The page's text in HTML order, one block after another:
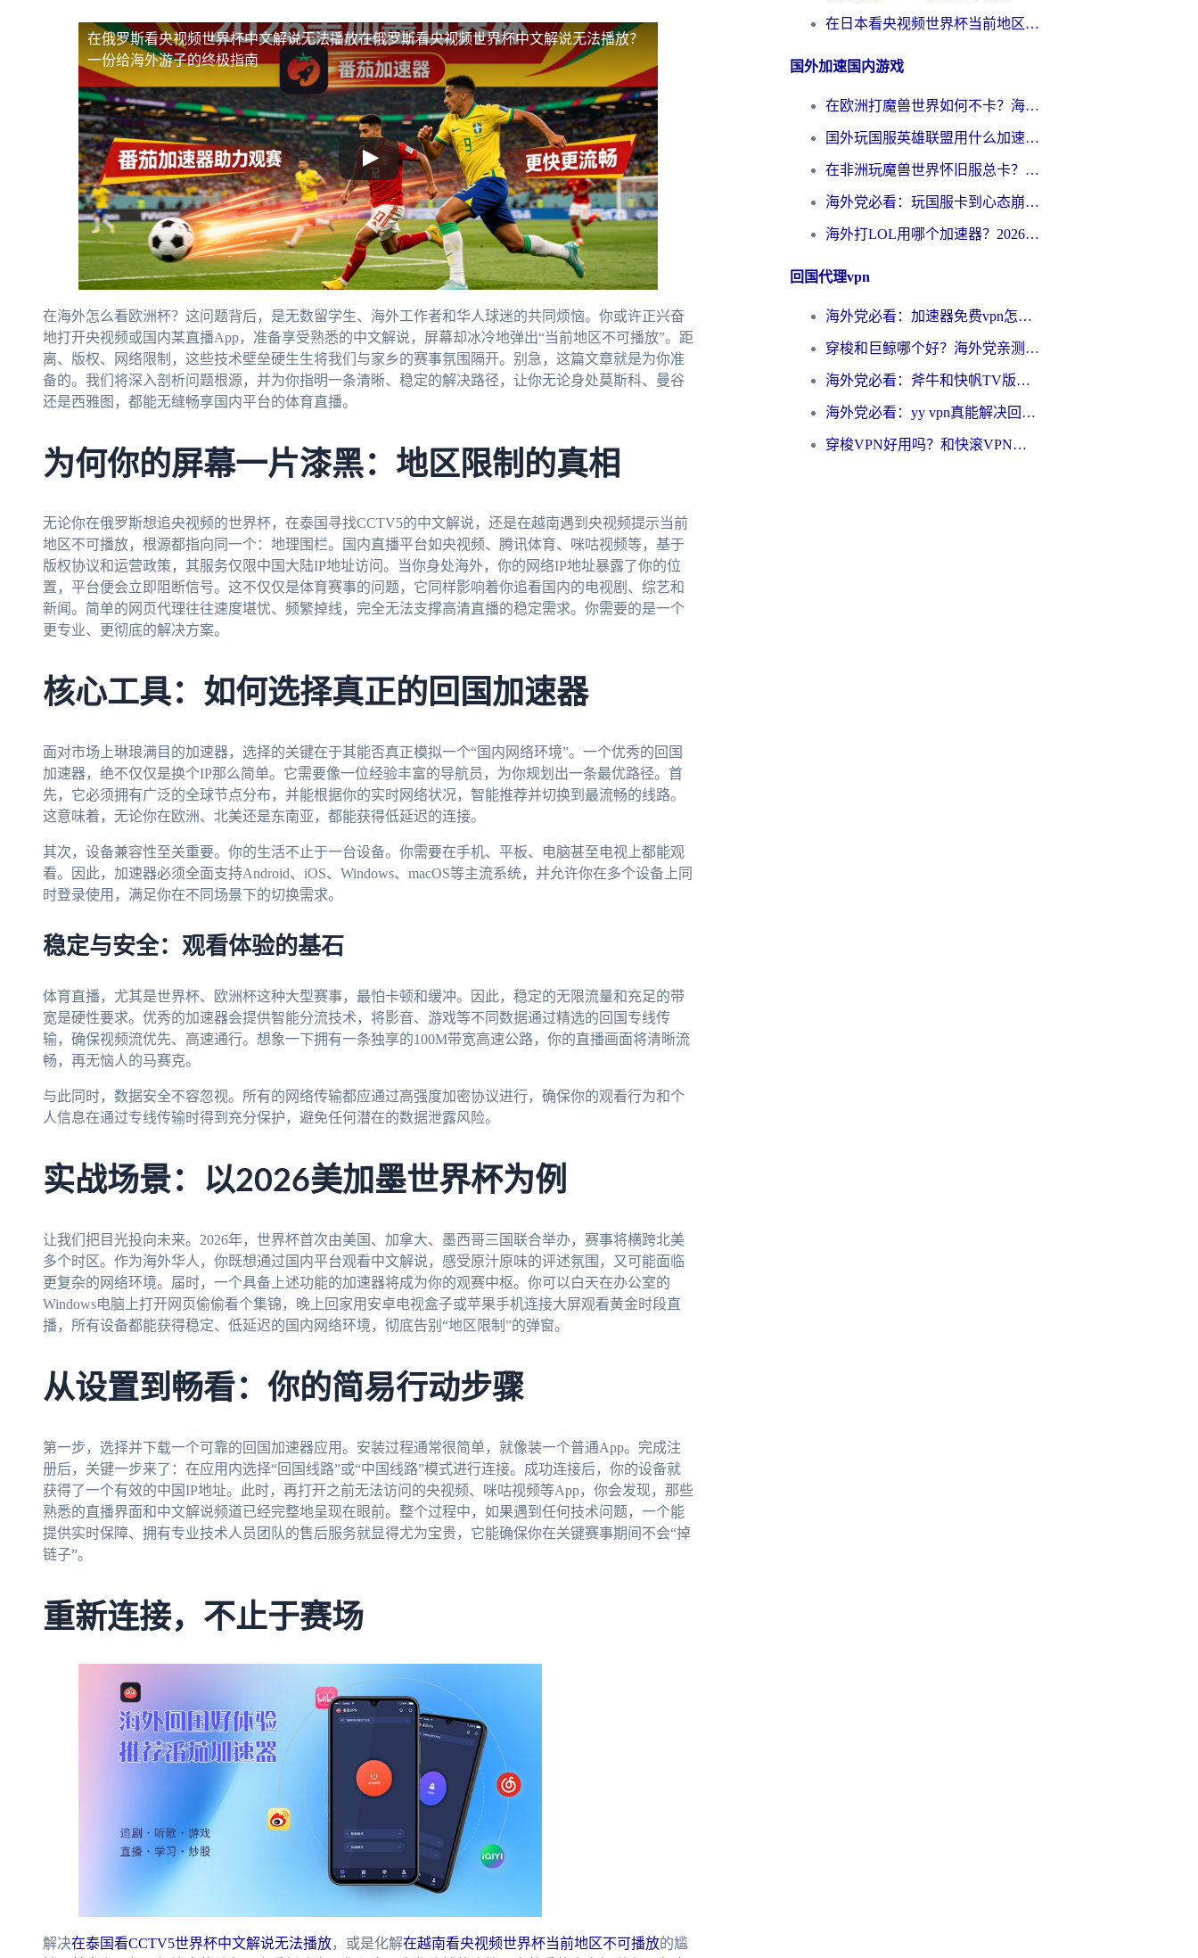
在俄罗斯看央视频世界杯中文解说无法播放在俄罗斯看央视频世界杯中文解说无法播放？
一份给海外游子的终极指南
在海外怎么看欧洲杯？这问题背后，是无数留学生、海外工作者和华人球迷的共同烦恼。你或许正兴奋
地打开央视频或国内某直播App，准备享受熟悉的中文解说，屏幕却冰冷地弹出“当前地区不可播放”。距
离、版权、网络限制，这些技术壁垒硬生生将我们与家乡的赛事氛围隔开。别急，这篇文章就是为你准
备的。我们将深入剖析问题根源，并为你指明一条清晰、稳定的解决路径，让你无论身处莫斯科、曼谷
还是西雅图，都能无缝畅享国内平台的体育直播。
为何你的屏幕一片漆黑：地区限制的真相
无论你在俄罗斯想追央视频的世界杯，在泰国寻找CCTV5的中文解说，还是在越南遇到央视频提示当前
地区不可播放，根源都指向同一个：地理围栏。国内直播平台如央视频、腾讯体育、咪咕视频等，基于
版权协议和运营政策，其服务仅限中国大陆IP地址访问。当你身处海外，你的网络IP地址暴露了你的位
置，平台便会立即阻断信号。这不仅仅是体育赛事的问题，它同样影响着你追看国内的电视剧、综艺和
新闻。简单的网页代理往往速度堪忧、频繁掉线，完全无法支撑高清直播的稳定需求。你需要的是一个
更专业、更彻底的解决方案。
核心工具：如何选择真正的回国加速器
面对市场上琳琅满目的加速器，选择的关键在于其能否真正模拟一个“国内网络环境”。一个优秀的回国
加速器，绝不仅仅是换个IP那么简单。它需要像一位经验丰富的导航员，为你规划出一条最优路径。首
先，它必须拥有广泛的全球节点分布，并能根据你的实时网络状况，智能推荐并切换到最流畅的线路。
这意味着，无论你在欧洲、北美还是东南亚，都能获得低延迟的连接。
其次，设备兼容性至关重要。你的生活不止于一台设备。你需要在手机、平板、电脑甚至电视上都能观
看。因此，加速器必须全面支持Android、iOS、Windows、macOS等主流系统，并允许你在多个设备上同
时登录使用，满足你在不同场景下的切换需求。
稳定与安全：观看体验的基石
体育直播，尤其是世界杯、欧洲杯这种大型赛事，最怕卡顿和缓冲。因此，稳定的无限流量和充足的带
宽是硬性要求。优秀的加速器会提供智能分流技术，将影音、游戏等不同数据通过精选的回国专线传
输，确保视频流优先、高速通行。想象一下拥有一条独享的100M带宽高速公路，你的直播画面将清晰流
畅，再无恼人的马赛克。
与此同时，数据安全不容忽视。所有的网络传输都应通过高强度加密协议进行，确保你的观看行为和个
人信息在通过专线传输时得到充分保护，避免任何潜在的数据泄露风险。
实战场景：以2026美加墨世界杯为例
让我们把目光投向未来。2026年，世界杯首次由美国、加拿大、墨西哥三国联合举办，赛事将横跨北美
多个时区。作为海外华人，你既想通过国内平台观看中文解说，感受原汁原味的评述氛围，又可能面临
更复杂的网络环境。届时，一个具备上述功能的加速器将成为你的观赛中枢。你可以白天在办公室的
Windows电脑上打开网页偷偷看个集锦，晚上回家用安卓电视盒子或苹果手机连接大屏观看黄金时段直
播，所有设备都能获得稳定、低延迟的国内网络环境，彻底告别“地区限制”的弹窗。
从设置到畅看：你的简易行动步骤
第一步，选择并下载一个可靠的回国加速器应用。安装过程通常很简单，就像装一个普通App。完成注
册后，关键一步来了：在应用内选择“回国线路”或“中国线路”模式进行连接。成功连接后，你的设备就
获得了一个有效的中国IP地址。此时，再打开之前无法访问的央视频、咪咕视频等App，你会发现，那些
熟悉的直播界面和中文解说频道已经完整地呈现在眼前。整个过程中，如果遇到任何技术问题，一个能
提供实时保障、拥有专业技术人员团队的售后服务就显得尤为宝贵，它能确保你在关键赛事期间不会“掉
链子”。
重新连接，不止于赛场
解决在泰国看CCTV5世界杯中文解说无法播放，或是化解在越南看央视频世界杯当前地区不可播放的尴
在日本看央视频世界杯当前地区不可播放？海外党体育观赛终极指南
国外加速国内游戏
在欧洲打魔兽世界如何不卡？海外玩家的国服游戏加速终极攻略
国外玩国服英雄联盟用什么加速器好？海外党亲测有效的国服游戏加速指南
在非洲玩魔兽世界怀旧服总卡？别慌，这份指南帮你丝滑开荒
海外党必看：玩国服卡到心态崩？少女前线云图计划加速器免费推荐+碧蓝航线足球世界流畅攻略
海外打LOL用哪个加速器？2026实用指南：从延迟到设备适配，一篇解决你的国服游戏痛点
回国代理vpn
海外党必看：加速器免费vpn怎么选？3步教你无缝访问国内资源
穿梭和巨鲸哪个好？海外党亲测3款回国加速器，教你避开90%的坑
海外党必看：斧牛和快帆TV版哪个好？3分钟选对回国加速器，无缝刷B站、追热剧
海外党必看：yy vpn真能解决回国访问难题？附云极initap测评+免费方案对比
穿梭VPN好用吗？和快滚VPN对比哪个回国效果更好？海外党选回国加速器必看指南